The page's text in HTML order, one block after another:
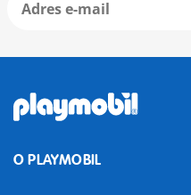
O PLAYMOBIL